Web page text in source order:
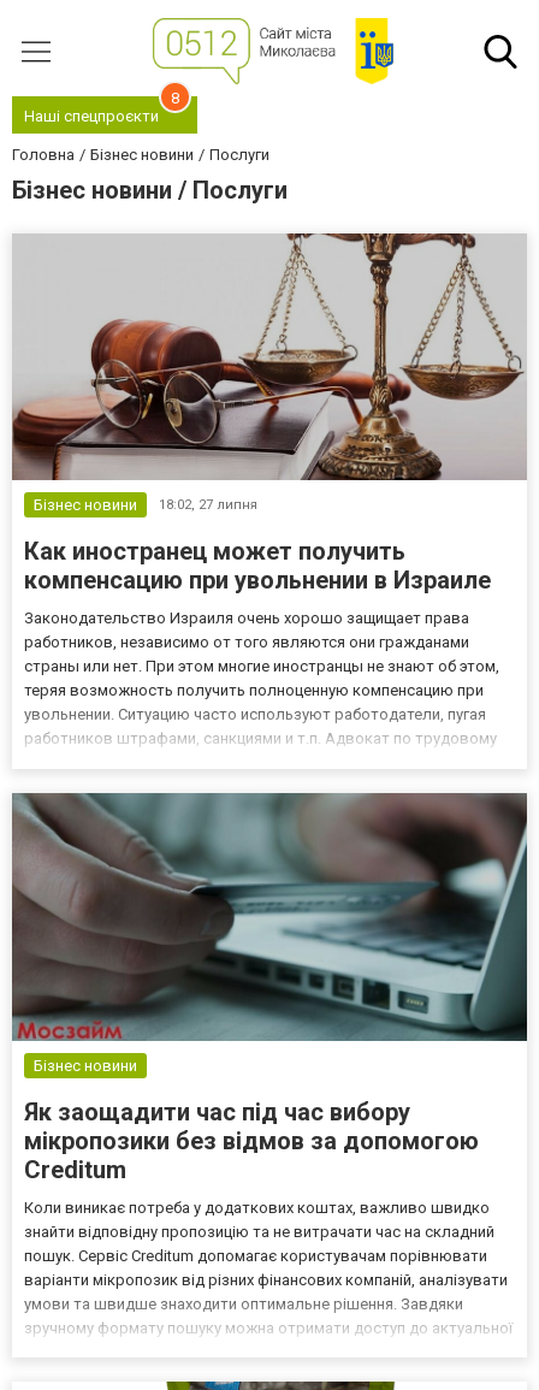
Наші спецпроєкти
8
Головна Бізнес новини Послуги
Бізнес новини / Послуги
Бізнес новини 18:02, 27 липня
Как иностранец может получить
компенсацию при увольнении в Израиле
Законодательство Израиля очень хорошо защищает права
работников, независимо от того являются они гражданами
страны или нет. При этом многие иностранцы не знают об этом,
теряя возможность получить полноценную компенсацию при
увольнении. Ситуацию часто используют работодатели, пугая
работников штрафами, санкциями и т.п. Адвокат по трудовому
от своих...
Бізнес новини
Як заощадити час під час вибору
мікропозики без відмов за допомогою
Creditum
Коли виникає потреба у додаткових коштах, важливо швидко
знайти відповідну пропозицію та не витрачати час на складний
пошук. Сервіс Creditum допомагає користувачам порівнювати
варіанти мікропозик від різних фінансових компаній, аналізувати
умови та швидше знаходити оптимальне рішення. Завдяки
зручному формату пошуку можна отримати доступ до актуальної